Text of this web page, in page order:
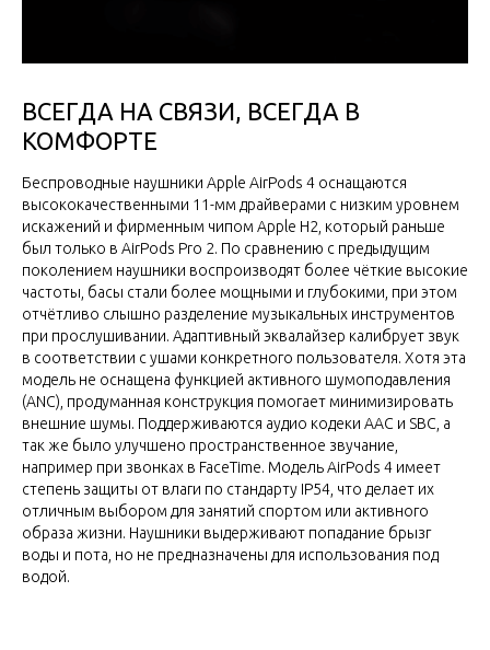
ВСЕГДА НА СВЯЗИ, ВСЕГДА В
КОМФОРТЕ
Беспроводные наушники Apple AirPods 4 оснащаются
высококачественными 11-мм драйверами с низким уровнем
искажений и фирменным чипом Apple H2, который раньше
был только в AirPods Pro 2. По сравнению с предыдущим
поколением наушники воспроизводят более чёткие высокие
частоты, басы стали более мощными и глубокими, при этом
отчётливо слышно разделение музыкальных инструментов
при прослушивании. Адаптивный эквалайзер калибрует звук
в соответствии с ушами конкретного пользователя. Хотя эта
модель не оснащена функцией активного шумоподавления
(ANC), продуманная конструкция помогает минимизировать
внешние шумы. Поддерживаются аудио кодеки AAC и SBC, а
так же было улучшено пространственное звучание,
например при звонках в FaceTime. Модель AirPods 4 имеет
степень защиты от влаги по стандарту IP54, что делает их
отличным выбором для занятий спортом или активного
образа жизни. Наушники выдерживают попадание брызг
воды и пота, но не предназначены для использования под
водой.